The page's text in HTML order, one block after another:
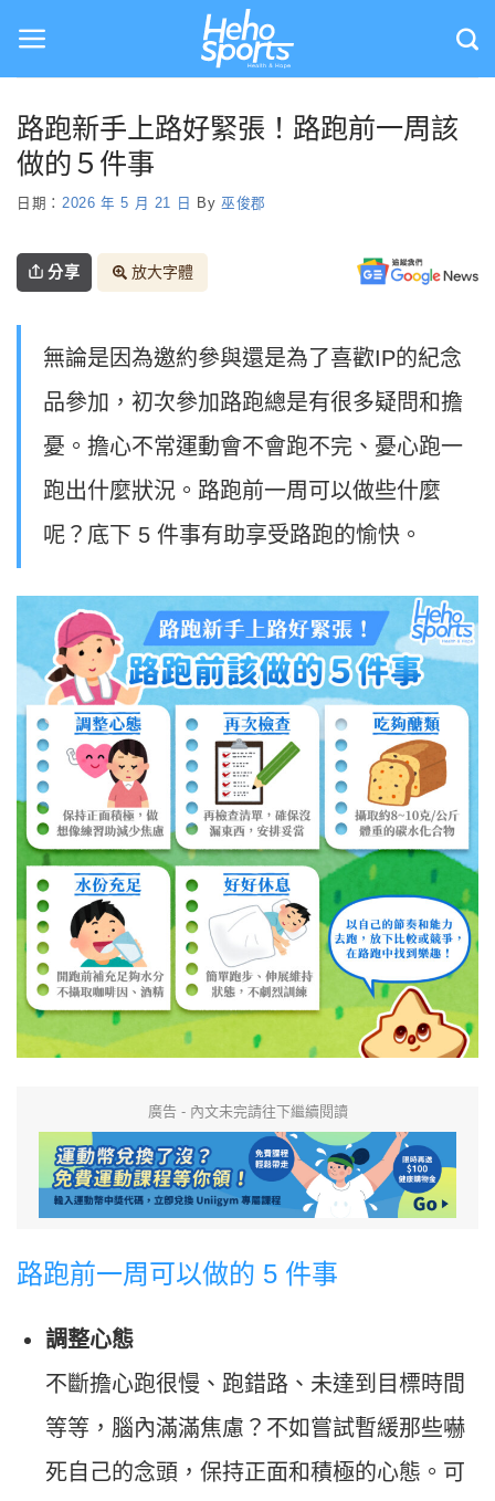
content
路跑新手上路好緊張！路跑前一周該
做的５件事
日期： 2026 年 5 月 21 日 By 巫俊郡
分享 放大字體
無論是因為邀約參與還是為了喜歡IP的紀念
品參加，初次參加路跑總是有很多疑問和擔
憂。擔心不常運動會不會跑不完、憂心跑一
跑出什麼狀況。路跑前一周可以做些什麼
呢？底下 5 件事有助享受路跑的愉快。
廣告 - 內文未完請往下繼續閱讀
路跑前一周可以做的 5 件事
調整心態
不斷擔心跑很慢、跑錯路、未達到目標時間
等等，腦內滿滿焦慮？不如嘗試暫緩那些嚇
死自己的念頭，保持正面和積極的心態。可